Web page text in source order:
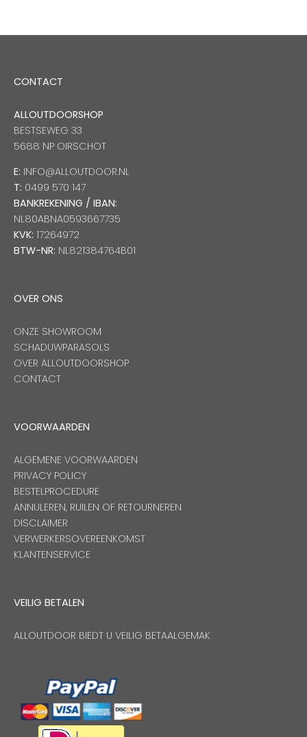
CONTACT
ALLOUTDOORSHOP
BESTSEWEG 33
5688 NP OIRSCHOT
E: INFO@ALLOUTDOOR.NL
T: 0499 570 147
BANKREKENING / IBAN:
NL80ABNA0593667735
KVK: 17264972
BTW-NR: NL821384764B01
OVER ONS
ONZE SHOWROOM
SCHADUWPARASOLS
OVER ALLOUTDOORSHOP
CONTACT
VOORWAARDEN
ALGEMENE VOORWAARDEN
PRIVACY POLICY
BESTELPROCEDURE
ANNULEREN, RUILEN OF RETOURNEREN
DISCLAIMER
VERWERKERSOVEREENKOMST
KLANTENSERVICE
VEILIG BETALEN
ALLOUTDOOR BIEDT U VEILIG BETAALGEMAK